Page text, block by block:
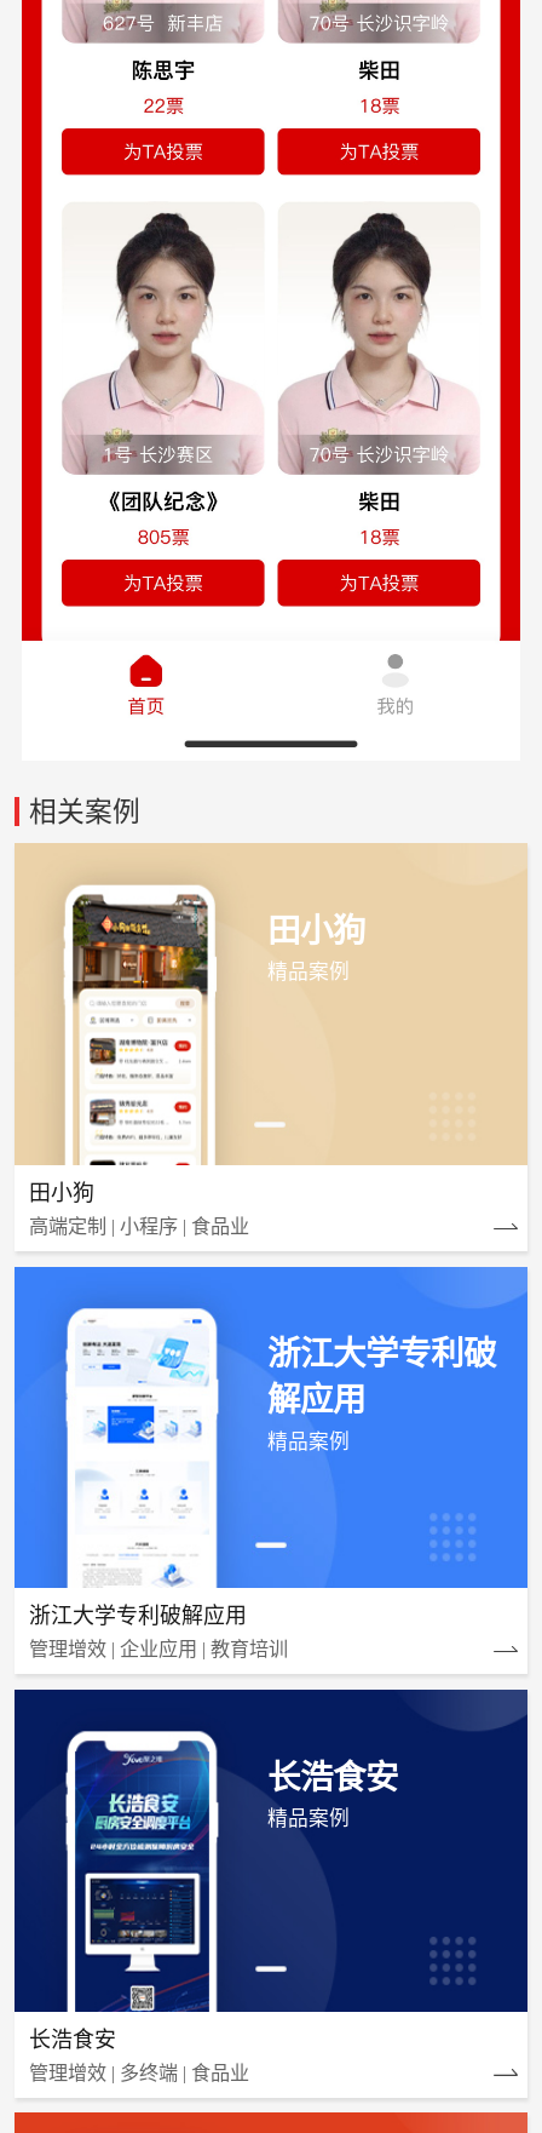
相关案例
田小狗
精品案例
田小狗
高端定制 | 小程序 | 食品业
浙江大学专利破
解应用
精品案例
浙江大学专利破解应用
管理增效 | 企业应用 | 教育培训
长浩食安
精品案例
长浩食安
管理增效 | 多终端 | 食品业